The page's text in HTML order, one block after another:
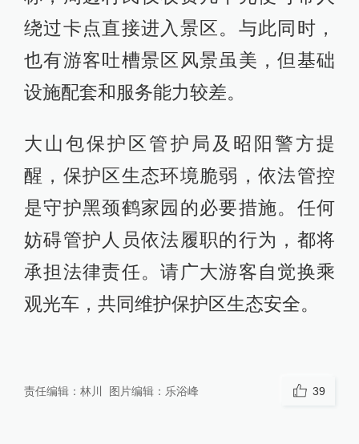
绕过卡点直接进入景区。与此同时，
也有游客吐槽景区风景虽美，但基础
设施配套和服务能力较差。
大山包保护区管护局及昭阳警方提
醒，保护区生态环境脆弱，依法管控
是守护黑颈鹤家园的必要措施。任何
妨碍管护人员依法履职的行为，都将
承担法律责任。请广大游客自觉换乘
观光车，共同维护保护区生态安全。
责任编辑： 林川 图片编辑： 乐浴峰 39